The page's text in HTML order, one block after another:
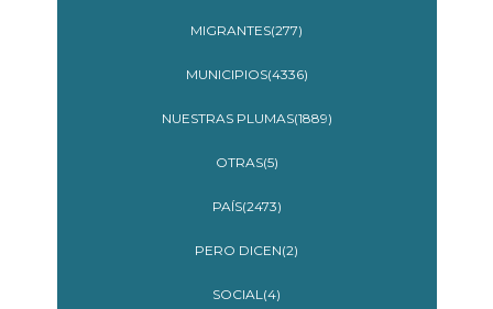
MIGRANTES(277)
MUNICIPIOS(4336)
NUESTRAS PLUMAS(1889)
OTRAS(5)
PAÍS(2473)
PERO DICEN(2)
SOCIAL(4)